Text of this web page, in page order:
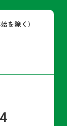
を除く）